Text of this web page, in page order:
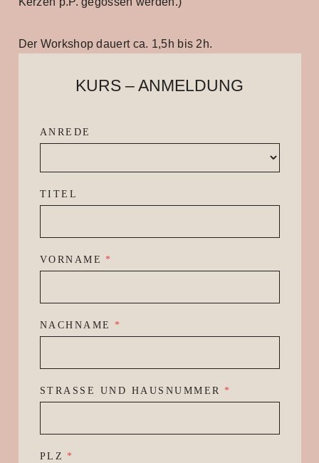
Der Workshop dauert ca. 1,5h bis 2h.
KURS – ANMELDUNG
ANREDE
TITEL
VORNAME *
NACHNAME *
STRASSE UND HAUSNUMMER *
PLZ *